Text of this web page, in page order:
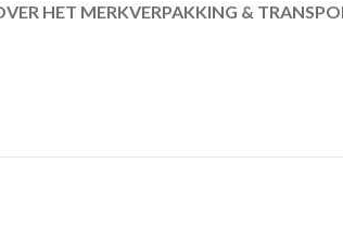
HET MERKVERPAKKING &